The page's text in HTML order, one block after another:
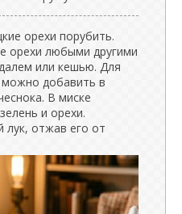
орехи порубить.
орехи любыми другими
или кешью. Для
можно добавить в
В миске
и орехи.
отжав его от